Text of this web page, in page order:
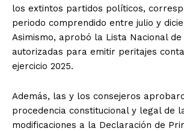
los extintos partidos políticos,
periodo comprendido entre julio y
Asimismo, aprobó la Lista Nacional
autorizadas para emitir peritajes
ejercicio 2025.
Además, las y los consejeros
procedencia constitucional y legal de
modificaciones a la Declaración de